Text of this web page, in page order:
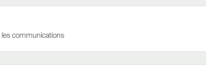
les communications